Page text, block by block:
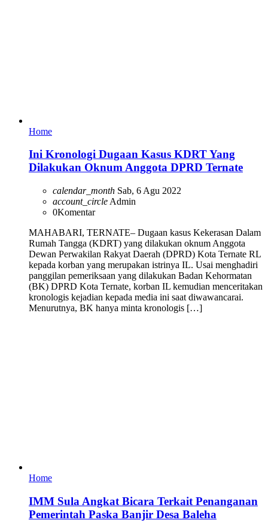
Home
Ini Kronologi Dugaan Kasus KDRT Yang
Dilakukan Oknum Anggota DPRD Ternate
calendar_month Sab, 6 Agu 2022
account_circle Admin
0Komentar
MAHABARI, TERNATE– Dugaan kasus Kekerasan Dalam
Rumah Tangga (KDRT) yang dilakukan oknum Anggota
Dewan Perwakilan Rakyat Daerah (DPRD) Kota Ternate RL
kepada korban yang merupakan istrinya IL. Usai menghadiri
panggilan pemeriksaan yang dilakukan Badan Kehormatan
(BK) DPRD Kota Ternate, korban IL kemudian menceritakan
kronologis kejadian kepada media ini saat diwawancarai.
Menurutnya, BK hanya minta kronologis […]
Home
IMM Sula Angkat Bicara Terkait Penanganan
Pemerintah Paska Banjir Desa Baleha